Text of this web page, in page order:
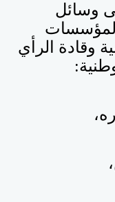
وسائل
وقادة الرأي